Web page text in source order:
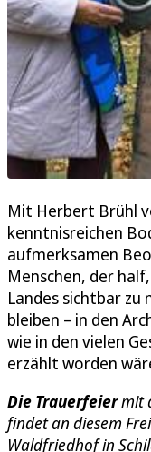
Mit Herbert Brühl
kenntnisreichen
aufmerksamen
Menschen, der
Landes sichtbar zu
bleiben – in den
wie in den vielen
erzählt worden
Die Trauerfeiermit
findet an diesem
Waldfriedhof in